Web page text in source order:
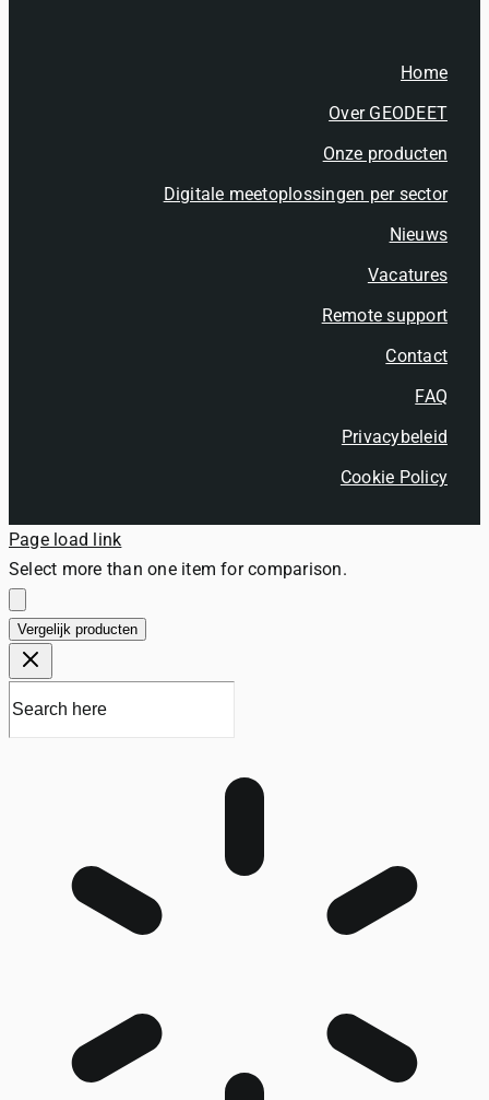
Home
Over GEODEET
Onze producten
Digitale meetoplossingen per sector
Nieuws
Vacatures
Remote support
Contact
FAQ
Privacybeleid
Cookie Policy
Page load link
Select more than one item for comparison.
Vergelijk producten